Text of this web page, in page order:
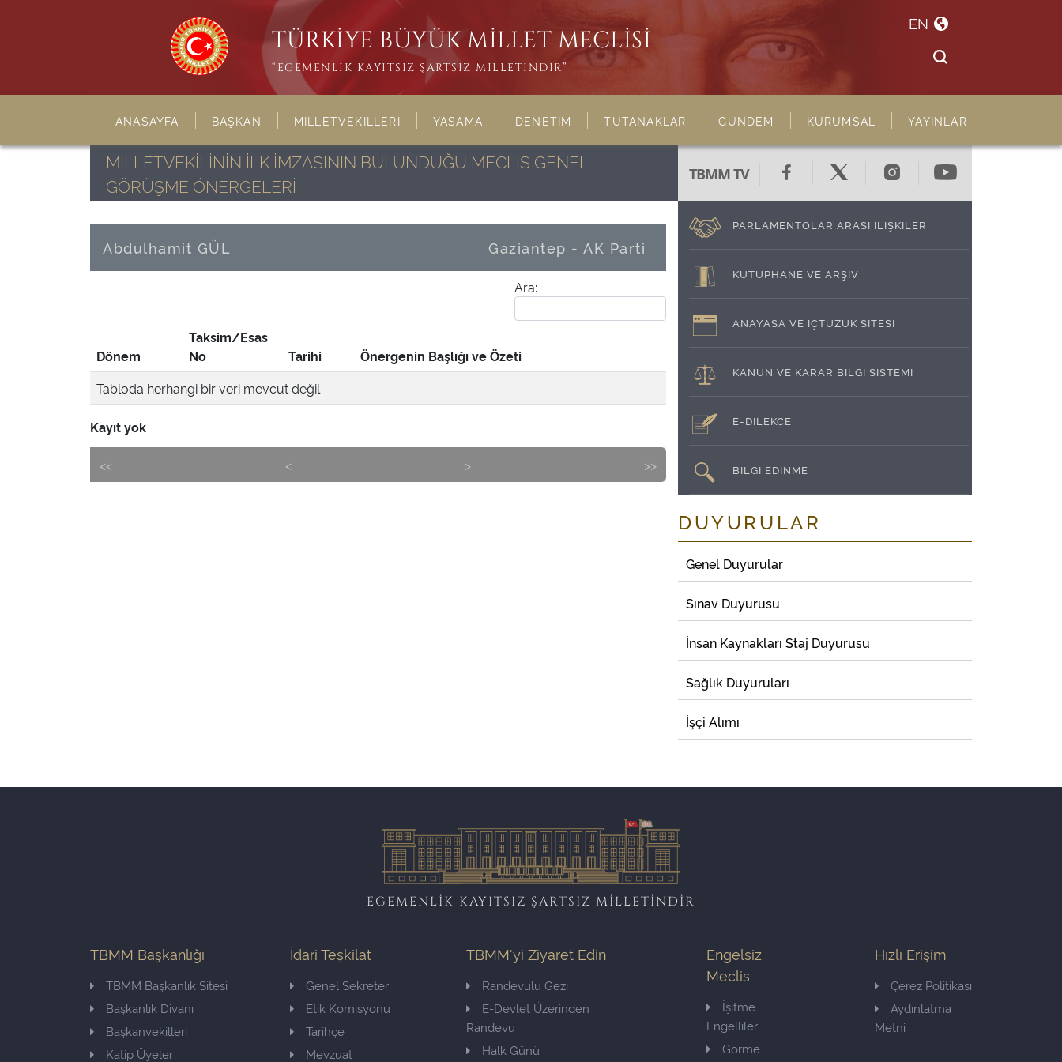
TÜRKİYE BÜYÜK MİLLET MECLİSİ
“EGEMENLİK KAYITSIZ ŞARTSIZ MİLLETİNDİR”
EN
ANASAYFA BAŞKAN MİLLETVEKİLLERİ YASAMA DENETİM TUTANAKLAR GÜNDEM KURUMSAL YAYINLAR
MİLLETVEKİLİNİN İLK İMZASININ BULUNDUĞU MECLİS GENEL
GÖRÜŞME ÖNERGELERİ
Abdulhamit GÜL Gaziantep - AK Parti
Ara:
Dönem
Taksim/Esas
No
Tarihi
Önergenin Başlığı ve Özeti
Tabloda herhangi bir veri mevcut değil
Kayıt yok
<< < > >>
TBMM TV
PARLAMENTOLAR ARASI İLİŞKİLER
KÜTÜPHANE VE ARŞİV
ANAYASA VE İÇTÜZÜK SİTESİ
KANUN VE KARAR BİLGİ SİSTEMİ
E-DİLEKÇE
BİLGİ EDİNME
DUYURULAR
Genel Duyurular
Sınav Duyurusu
İnsan Kaynakları Staj Duyurusu
Sağlık Duyuruları
İşçi Alımı
EGEMENLİK KAYITSIZ ŞARTSIZ MİLLETİNDİR
TBMM Başkanlığı
TBMM Başkanlık Sitesi
Başkanlık Divanı
Başkanvekilleri
Katip Üyeler
İdari Teşkilat
Genel Sekreter
Etik Komisyonu
Tarihçe
Mevzuat
TBMM'yi Ziyaret Edin
Randevulu Gezi
E-Devlet Üzerinden
Randevu
Halk Günü
Engelsiz
Meclis
İşitme
Engelliler
Görme
Hızlı Erişim
Çerez Politikası
Aydınlatma
Metni